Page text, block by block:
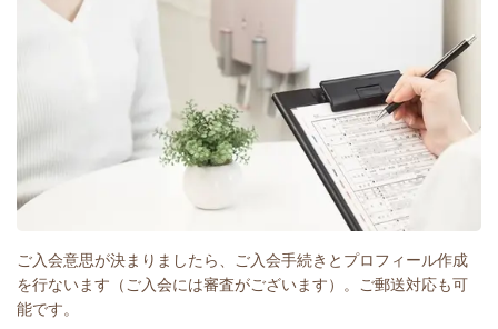
ご入会意思が決まりましたら、ご入会手続きとプロフィール作成
を行ないます（ご入会には審査がございます）。ご郵送対応も可
能です。